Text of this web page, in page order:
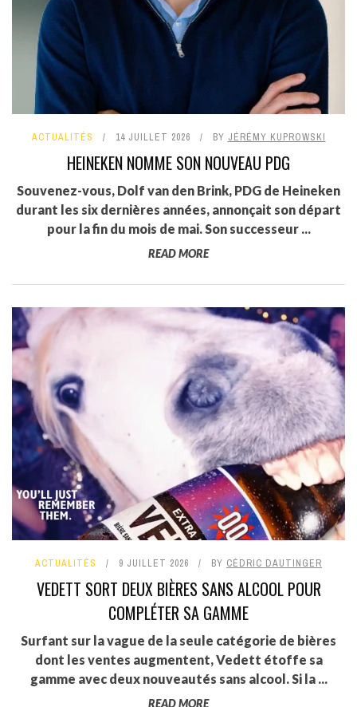
ACTUALITÉS 14 JUILLET 2026 BY JÉRÉMY KUPROWSKI
HEINEKEN NOMME SON NOUVEAU PDG
Souvenez-vous, Dolf van den Brink, PDG de Heineken
durant les six dernières années, annonçait son départ
pour la fin du mois de mai. Son successeur ...
READ MORE
ACTUALITÉS 9 JUILLET 2026 BY CÉDRIC DAUTINGER
VEDETT SORT DEUX BIÈRES SANS ALCOOL POUR
COMPLÉTER SA GAMME
Surfant sur la vague de la seule catégorie de bières
dont les ventes augmentent, Vedett étoffe sa
gamme avec deux nouveautés sans alcool. Si la ...
READ MORE